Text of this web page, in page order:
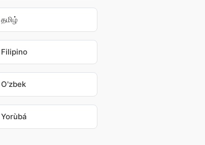
தமிழ்
Filipino
O'zbek
Yorùbá